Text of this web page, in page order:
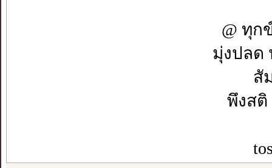
@ ทุก
มุ่งปลด
สั
พึงส